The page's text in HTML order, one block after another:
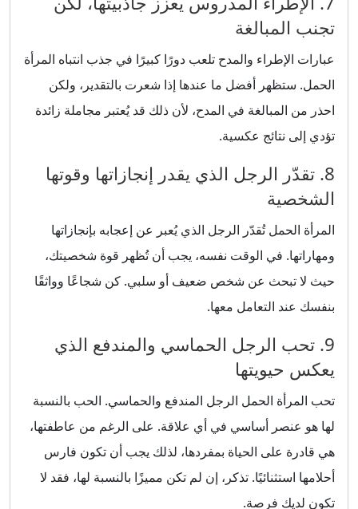
تجنب المبالغة
عبارات الإطراء والمدح تلعب دورًا كبيرًا في جذب انتباه المرأة
الحمل. ستظهر أفضل ما عندها إذا شعرت بالتقدير، ولكن
احذر من المبالغة في المدح، لأن ذلك قد يُعتبر مجاملة زائدة
تؤدي إلى نتائج عكسية.
8. تقدّر الرجل الذي يقدر إنجازاتها وقوتها
الشخصية
المرأة الحمل تُقدّر الرجل الذي يُعبر عن إعجابه بإنجازاتها
ومهاراتها. في الوقت نفسه، يجب أن تُظهر قوة شخصيتك،
حيث لا تبحث عن شخص ضعيف أو سلبي. كن شجاعًا وواثقًا
بنفسك عند التعامل معها.
9. تحب الرجل الحماسي والمندفع الذي
يعكس حيويتها
تحب المرأة الحمل الرجل المندفع والحماسي. الحب بالنسبة
لها هو عنصر أساسي في أي علاقة. على الرغم من عاطفتها،
هي قادرة على الحياة بمفردها، لذلك يجب أن تكون فارس
أحلامها استثنائيًا. تذكر، إن لم تكن مميزًا بالنسبة لها، فقد لا
تكون لديك فرصة.